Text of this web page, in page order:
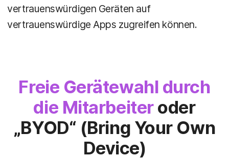
vertrauenswürdigen Geräten auf
vertrauenswürdige Apps zugreifen können.
Freie Gerätewahl durch
die Mitarbeiteroder
„BYOD“ (Bring Your Own
Device)